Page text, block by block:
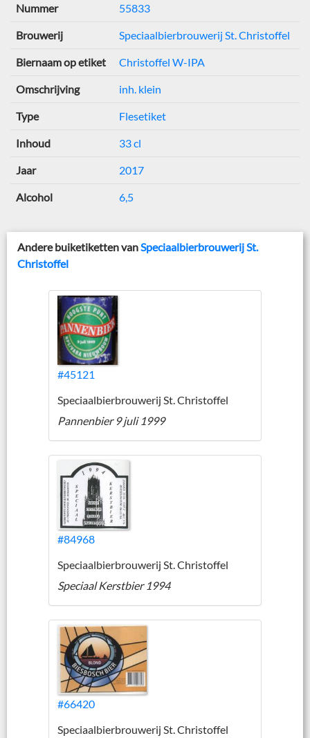
Nummer
55833
Brouwerij Speciaalbierbrouwerij St. Christoffel
Biernaam op etiket Christoffel W-IPA
Omschrijving inh. klein
Type Flesetiket
Inhoud 33 cl
Jaar 2017
Alcohol 6,5
Andere buiketiketten vanSpeciaalbierbrouwerij St.
Christoffel
#45121
Speciaalbierbrouwerij St. Christoffel
Pannenbier 9 juli 1999
#84968
Speciaalbierbrouwerij St. Christoffel
Speciaal Kerstbier 1994
#66420
Speciaalbierbrouwerij St. Christoffel